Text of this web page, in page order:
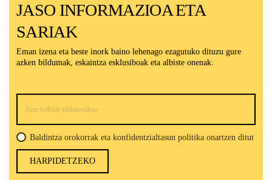
JASO INFORMAZIOA ETA
SARIAK
Eman izena eta beste inork baino lehenago ezagutuko dituzu gure
azken bildumak, eskaintza esklusiboak eta albiste onenak.
Baldintza orokorrak eta konfidentzialtasun politika onartzen ditut
HARPIDETZEKO